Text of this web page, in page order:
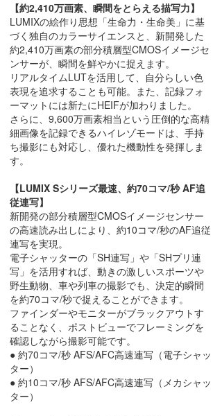
【約2,410万画素、瞬間をとらえる描写力】
LUMIXの絵作り思想「生命力・生命美」に基
づく独自のカラーサイエンスと、新開発した
約2,410万画素の部分積層型CMOSイメージセ
ンサーが、瞬間を鮮やかに捉えます。
リアルタイムLUTを活用して、自分らしい色
表現を追求することも可能。また、記録フォ
ーマットには新たにHEIFが加わりました。
さらに、9,600万画素相当という圧倒的な高精
細画像を記録できるハイレゾモードは、手持
ち撮影にも対応し、優れた機動性を発揮しま
す。
【LUMIX Sシリーズ最速、約70コマ/秒 AF追
従連写】
新開発の部分積層型CMOSイメージセンサー
の高速読み出しにより、約10コマ/秒のAF追従
連写を実現。
電子シャッターの「SH連写」や「SHプリ連
写」を活用すれば、動きの激しいスポーツや
野生動物、車や列車の撮影でも、決定的瞬間
を約70コマ/秒で捉えることができます。
ファインダーやモニターがブラックアウトす
ることなく、ポストビューでフレーミングを
確認しながら撮影可能です。
● 約70コマ/秒 AFS/AFC高速連写（電子シャッ
ター）
● 約10コマ/秒 AFS/AFC高速連写（メカシャッ
ター）